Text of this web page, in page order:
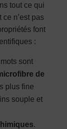
tout ce qui
n’est pas
font
:
sont
de
plus fine
souple et
.